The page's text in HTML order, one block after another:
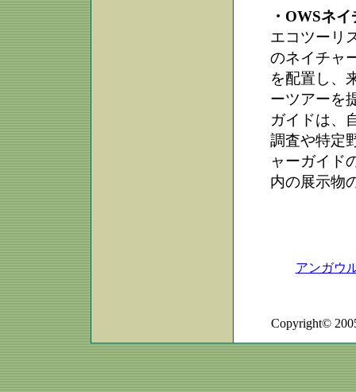
・OWSネ
エコツーリ
のネイチャ
を配置し、
ーツアーを
ガイドは、
調査や特定
ャーガイド
内の展示物
アンガウ
Copyright©